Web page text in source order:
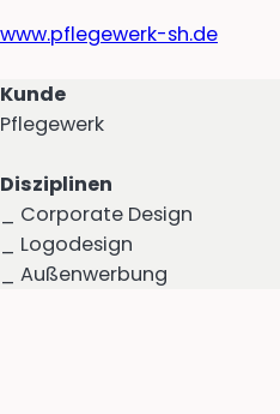
www.pflegewerk-sh.de
Kunde
Pflegewerk
Disziplinen
_ Corporate Design
_ Logodesign
_ Außenwerbung